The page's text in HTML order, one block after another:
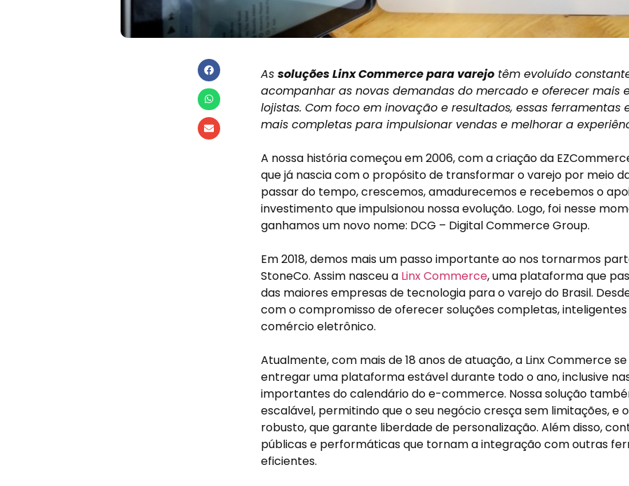
As soluções Linx Commerce para varejo têm evoluído
acompanhar as novas demandas do mercado e oferecer mais
lojistas. Com foco em inovação e resultados, essas ferramentas
mais completas para impulsionar vendas e melhorar a
A nossa história começou em 2006, com a criação da
que já nascia com o propósito de transformar o varejo por meio
passar do tempo, crescemos, amadurecemos e recebemos o
investimento que impulsionou nossa evolução. Logo, foi nesse
ganhamos um novo nome: DCG – Digital Commerce Group.
Em 2018, demos mais um passo importante ao nos tornarmos
StoneCo. Assim nasceu a Linx Commerce, uma plataforma que
das maiores empresas de tecnologia para o varejo do Brasil.
com o compromisso de oferecer soluções completas,
comércio eletrônico.
Atualmente, com mais de 18 anos de atuação, a Linx Commerce
entregar uma plataforma estável durante todo o ano, inclusive
importantes do calendário do e-commerce. Nossa solução
escalável, permitindo que o seu negócio cresça sem limitações, e
robusto, que garante liberdade de personalização. Além disso,
públicas e performáticas que tornam a integração com outras
eficientes.